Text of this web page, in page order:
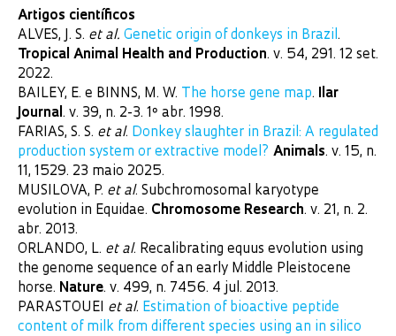
Artigos científicos
ALVES, J. S. et al. Genetic origin of donkeys in Brazil.
Tropical Animal Health and Production. v. 54, 291. 12 set.
2022.
BAILEY, E. e BINNS, M. W. The horse gene map. Ilar
Journal. v. 39, n. 2-3. 1º abr. 1998.
FARIAS, S. S. et al. Donkey slaughter in Brazil: A regulated
production system or extractive model? Animals. v. 15, n.
11, 1529. 23 maio 2025.
MUSILOVA, P. et al. Subchromosomal karyotype
evolution in Equidae. Chromosome Research. v. 21, n. 2.
abr. 2013.
ORLANDO, L. et al. Recalibrating equus evolution using
the genome sequence of an early Middle Pleistocene
horse. Nature. v. 499, n. 7456. 4 jul. 2013.
PARASTOUEI et al. Estimation of bioactive peptide
content of milk from different species using an in silico